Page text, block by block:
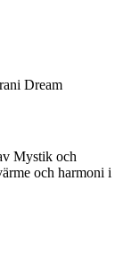
Mystik och
och harmoni i